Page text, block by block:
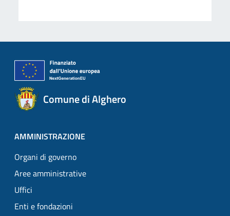
Comune di Alghero
AMMINISTRAZIONE
Organi di governo
Aree amministrative
Uffici
Enti e fondazioni